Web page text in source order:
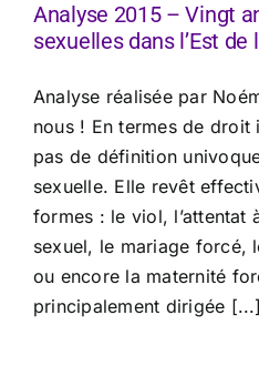
Analyse 2015 – Vingt
sexuelles dans l’Est de
Analyse réalisée par
nous ! En termes de droit
pas de définition
sexuelle. Elle revêt
formes : le viol, l’attentat
sexuel, le mariage forcé,
ou encore la maternité
principalement dirigée [...]